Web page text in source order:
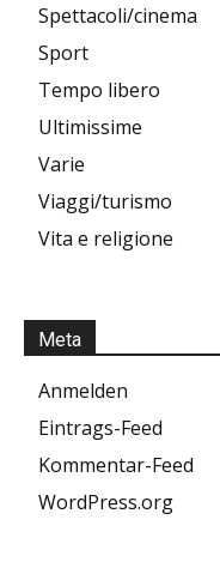
Spettacoli/cinema
Sport
Tempo libero
Ultimissime
Varie
Viaggi/turismo
Vita e religione
Meta
Anmelden
Eintrags-Feed
Kommentar-Feed
WordPress.org